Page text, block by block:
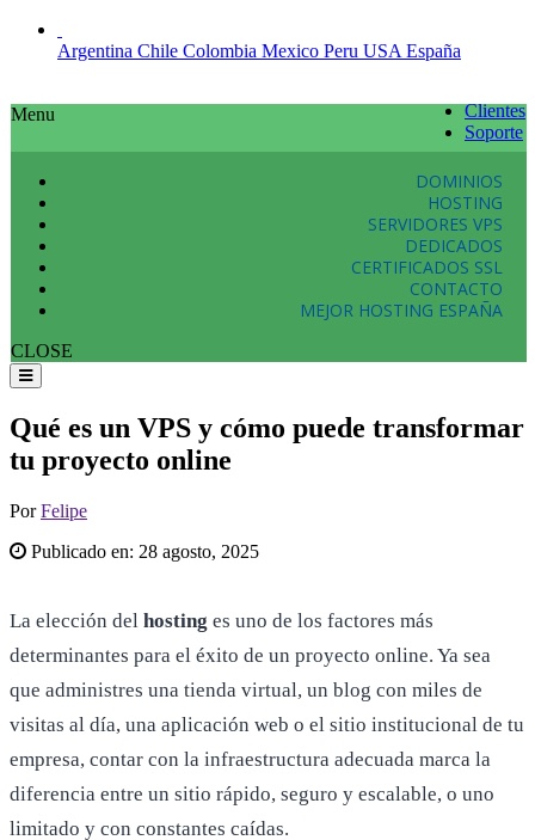
Argentina Chile Colombia Mexico Peru USA España
Clientes
Soporte
Menu
DOMINIOS
HOSTING
SERVIDORES VPS
DEDICADOS
CERTIFICADOS SSL
CONTACTO
MEJOR HOSTING ESPAÑA
CLOSE
Qué es un VPS y cómo puede transformar
tu proyecto online
PorFelipe
Publicado en: 28 agosto, 2025
La elección del hosting es uno de los factores más
determinantes para el éxito de un proyecto online. Ya sea
que administres una tienda virtual, un blog con miles de
visitas al día, una aplicación web o el sitio institucional de tu
empresa, contar con la infraestructura adecuada marca la
diferencia entre un sitio rápido, seguro y escalable, o uno
limitado y con constantes caídas.